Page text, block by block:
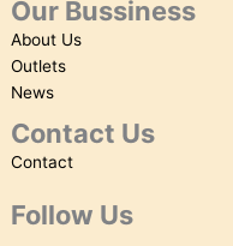
Our Bussiness
About Us
Outlets
News
Contact Us
Contact
Follow Us